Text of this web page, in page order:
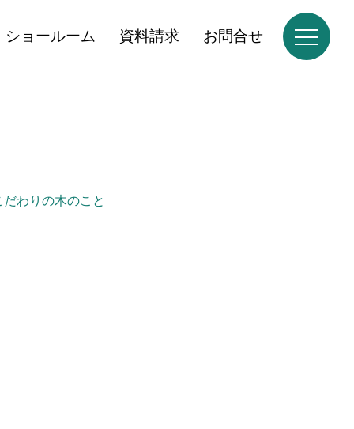
ショールーム 資料請求 お問合せ
だわりの木のこと